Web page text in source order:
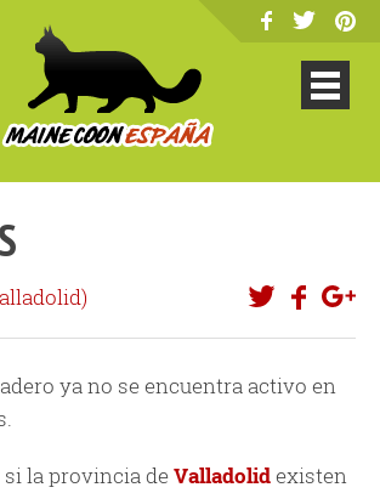
)
ya no se encuentra activo en
si la provincia deValladolidexisten